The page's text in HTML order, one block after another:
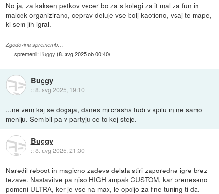
No ja, za kaksen petkov vecer bo za s kolegi za it mal za fun in
malcek organizirano, ceprav deluje vse bolj kaoticno, vsaj te mape,
ki sem jih igral.
Zgodovina sprememb…
spremenil: Buggy (8. avg 2025 ob 00:40)
Buggy
::8. avg 2025, 19:10
...ne vem kaj se dogaja, danes mi crasha tudi v spilu in ne samo
meniju. Sem bil pa v partyju ce to kej steje.
Buggy
::8. avg 2025, 21:30
Naredil reboot in magicno zadeva delala stiri zaporedne igre brez
tezave. Nastavitve pa niso HIGH ampak CUSTOM, kar preneseno
pomeni ULTRA, ker je vse na max, le opcijo za fine tuning ti da.